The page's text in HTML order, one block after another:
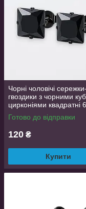
Чорні чоловічі сережки-
гвоздики з чорними
цирконіями квадратні
нержавіюча сталь
Готово до відправки
120 ₴
Купити